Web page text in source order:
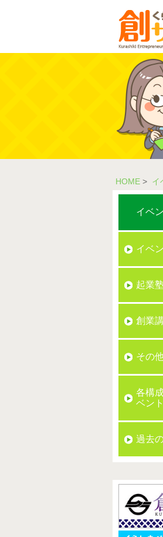
HOME > イ
イベ
イベ
起業
創業
その
各構
ベント
過去